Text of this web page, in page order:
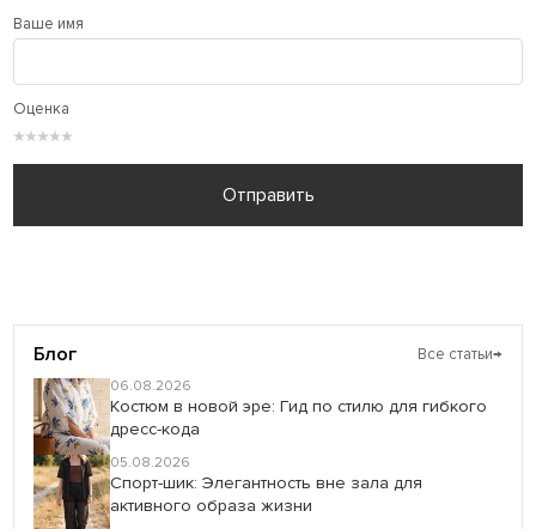
Ваше имя
Оценка
★
★
★
★
★
Отправить
Блог Все статьи→
06.08.2026
Костюм в новой эре: Гид по стилю для гибкого
дресс-кода
05.08.2026
Спорт-шик: Элегантность вне зала для
активного образа жизни